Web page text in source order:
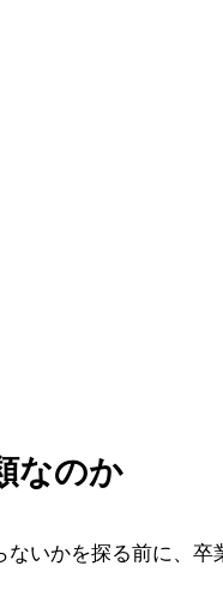
なのか
いかを探る前に、卒